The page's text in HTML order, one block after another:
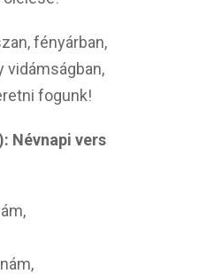
fényárban,
vidámságban,
fogunk!
Névnapi vers